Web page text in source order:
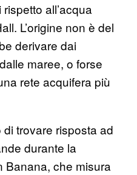
all’acqua
L’origine non è del
derivare dai
maree, o forse
rete acquifera più
trovare risposta ad
durante la
Banana, che misura